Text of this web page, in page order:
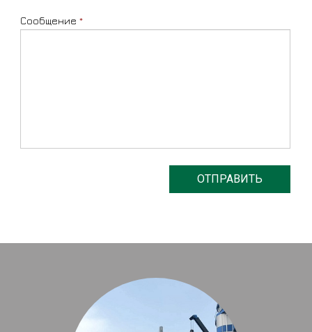
Сообщение *
ОТПРАВИТЬ